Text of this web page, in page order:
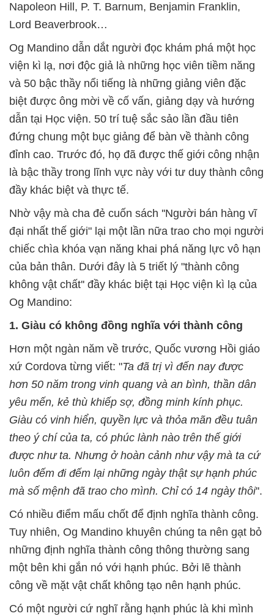
Napoleon Hill, P. T. Barnum, Benjamin Franklin,
Lord Beaverbrook…
Og Mandino dẫn dắt người đọc khám phá một học
viện kì lạ, nơi độc giả là những học viên tiềm năng
và 50 bậc thầy nổi tiếng là những giảng viên đặc
biệt được ông mời về cố vấn, giảng dạy và hướng
dẫn tại Học viện. 50 trí tuệ sắc sảo lần đầu tiên
đứng chung một bục giảng để bàn về thành công
đỉnh cao. Trước đó, họ đã được thế giới công nhận
là bậc thầy trong lĩnh vực này với tư duy thành công
đầy khác biệt và thực tế.
Nhờ vậy mà cha đẻ cuốn sách ''Người bán hàng vĩ
đại nhất thế giới" lại một lần nữa trao cho mọi người
chiếc chìa khóa vạn năng khai phá năng lực vô hạn
của bản thân. Dưới đây là 5 triết lý "thành công
không vật chất'' đầy khác biệt tại Học viện kì lạ của
Og Mandino:
1. Giàu có không đồng nghĩa với thành công
Hơn một ngàn năm về trước, Quốc vương Hồi giáo
xứ Cordova từng viết: "Ta đã trị vì đến nay được
hơn 50 năm trong vinh quang và an bình, thần dân
yêu mến, kẻ thù khiếp sợ, đồng minh kính phục.
Giàu có vinh hiển, quyền lực và thỏa mãn đều tuân
theo ý chí của ta, có phúc lành nào trên thế giới
được như ta. Nhưng ở hoàn cảnh như vậy mà ta cứ
luôn đếm đi đếm lại những ngày thật sự hạnh phúc
mà số mệnh đã trao cho mình. Chỉ có 14 ngày thôi''.
Có nhiều điểm mấu chốt để định nghĩa thành công.
Tuy nhiên, Og Mandino khuyên chúng ta nên gạt bỏ
những định nghĩa thành công thông thường sang
một bên khi gắn nó với hạnh phúc. Bởi lẽ thành
công về mặt vật chất không tạo nên hạnh phúc.
Có một người cứ nghĩ rằng hạnh phúc là khi mình